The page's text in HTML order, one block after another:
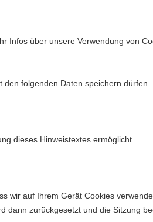
über unsere Verwendung von
folgenden Daten speichern dürfen.
dieses Hinweistextes ermöglicht.
wir auf Ihrem Gerät Cookies
dann zurückgesetzt und die Sitzung
Veranstaltungen Publikationen